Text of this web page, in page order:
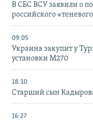
В СБС ВСУ заявили о
российского
09:05
Украина закупит у
установки M270
18:10
Старший сын
16:27